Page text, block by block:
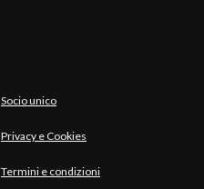
Socio unico
Privacy e Cookies
Termini e condizioni